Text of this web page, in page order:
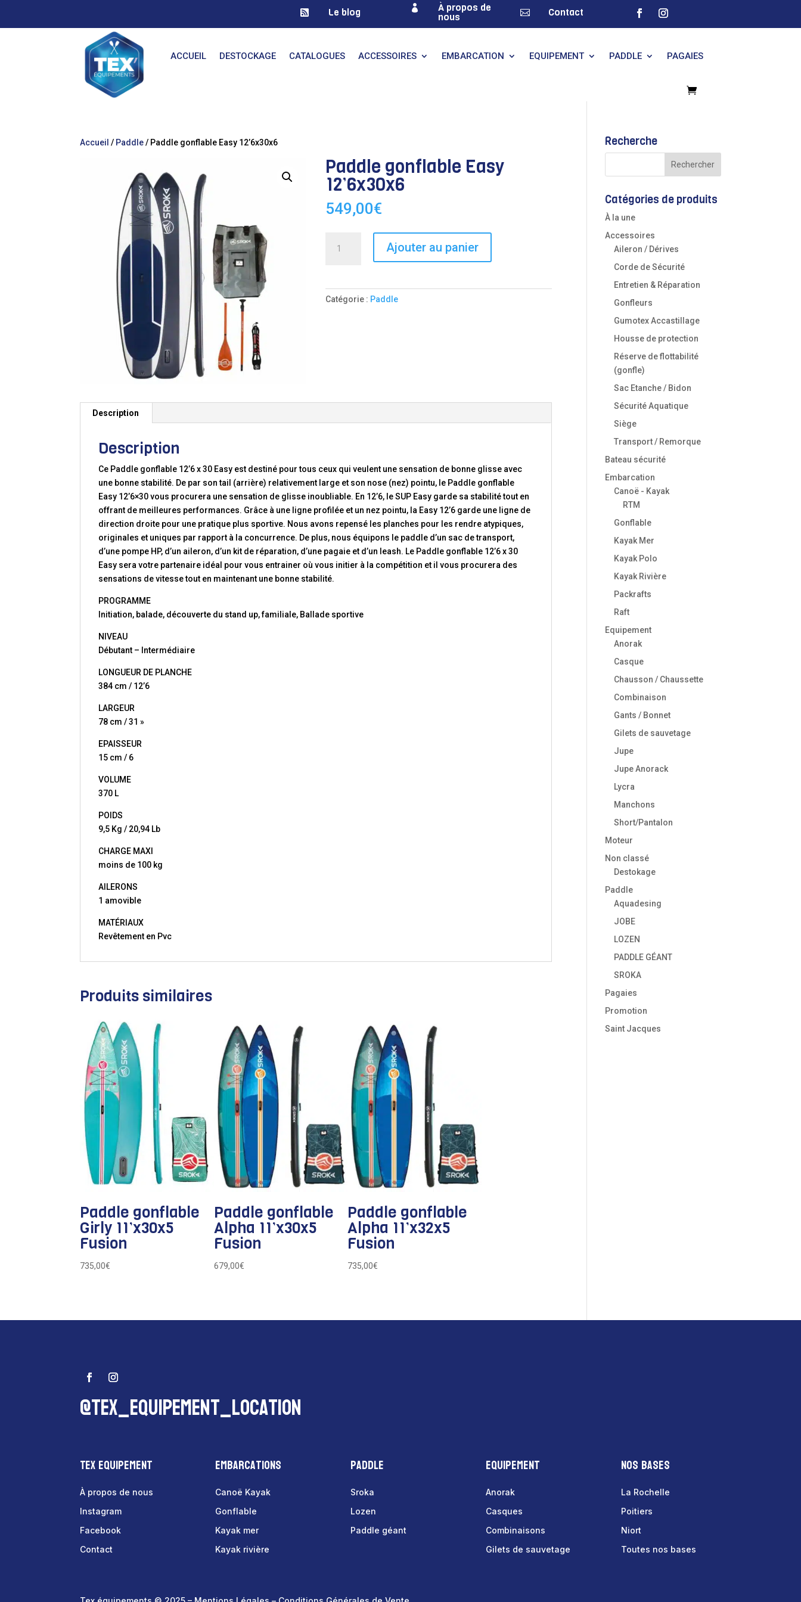
 Le blog  À propos de
nous  Contact
ACCUEIL DESTOCKAGE CATALOGUES ACCESSOIRES EMBARCATION EQUIPEMENT PADDLE PAGAIES
Accueil / Paddle/ Paddle gonflable Easy 12’6x30x6
Paddle gonflable Easy
12’6x30x6
549,00€
12’6x30x6
Ajouter au panier
Catégorie : Paddle
Description
Description
Ce Paddle gonflable 12’6 x 30 Easy est destiné pour tous ceux qui veulent une sensation de bonne glisse avec
une bonne stabilité. De par son tail (arrière) relativement large et son nose (nez) pointu, le Paddle gonflable
Easy 12’6×30 vous procurera une sensation de glisse inoubliable. En 12’6, le SUP Easy garde sa stabilité tout en
offrant de meilleures performances. Grâce à une ligne profilée et un nez pointu, la Easy 12’6 garde une ligne de
direction droite pour une pratique plus sportive. Nous avons repensé les planches pour les rendre atypiques,
originales et uniques par rapport à la concurrence. De plus, nous équipons le paddle d’un sac de transport,
d’une pompe HP, d’un aileron, d’un kit de réparation, d’une pagaie et d’un leash. Le Paddle gonflable 12’6 x 30
Easy sera votre partenaire idéal pour vous entrainer où vous initier à la compétition et il vous procurera des
sensations de vitesse tout en maintenant une bonne stabilité.
PROGRAMME
Initiation, balade, découverte du stand up, familiale, Ballade sportive
NIVEAU
Débutant – Intermédiaire
LONGUEUR DE PLANCHE
384 cm / 12’6
LARGEUR
78 cm / 31 »
EPAISSEUR
15 cm / 6
VOLUME
370 L
POIDS
9,5 Kg / 20,94 Lb
CHARGE MAXI
moins de 100 kg
AILERONS
1 amovible
MATÉRIAUX
Revêtement en Pvc
Produits similaires
Paddle gonflable
Girly 11’x30x5
Fusion
735,00€
Paddle gonflable
Alpha 11’x30x5
Fusion
679,00€
Paddle gonflable
Alpha 11’x32x5
Fusion
735,00€
Recherche
Catégories de produits
À la une
Accessoires
Aileron / Dérives
Corde de Sécurité
Entretien & Réparation
Gonfleurs
Gumotex Accastillage
Housse de protection
Réserve de flottabilité
(gonfle)
Sac Etanche / Bidon
Sécurité Aquatique
Siège
Transport / Remorque
Bateau sécurité
Embarcation
Canoë - Kayak
RTM
Gonflable
Kayak Mer
Kayak Polo
Kayak Rivière
Packrafts
Raft
Equipement
Anorak
Casque
Chausson / Chaussette
Combinaison
Gants / Bonnet
Gilets de sauvetage
Jupe
Jupe Anorack
Lycra
Manchons
Short/Pantalon
Moteur
Non classé
Destokage
Paddle
Aquadesing
JOBE
LOZEN
PADDLE GÉANT
SROKA
Pagaies
Promotion
Saint Jacques
@tex_equipement_location
Tex Equipement
À propos de nous
Instagram
Facebook
Contact
Embarcations
Canoë Kayak
Gonflable
Kayak mer
Kayak rivière
Paddle
Sroka
Lozen
Paddle géant
Equipement
Anorak
Casques
Combinaisons
Gilets de sauvetage
Nos bases
La Rochelle
Poitiers
Niort
Toutes nos bases